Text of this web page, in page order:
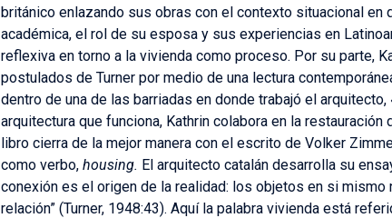
británico enlazando sus obras con el contexto situacional
académica, el rol de su esposa y sus experiencias en
reflexiva en torno a la vivienda como proceso. Por su parte,
postulados de Turner por medio de una lectura
dentro de una de las barriadas en donde trabajó el
arquitectura que funciona, Kathrin colabora en la
libro cierra de la mejor manera con el escrito de Volker
como verbo, housing. El arquitecto catalán desarrolla su
conexión es el origen de la realidad: los objetos en si
relación” (Turner, 1948:43). Aquí la palabra vivienda está